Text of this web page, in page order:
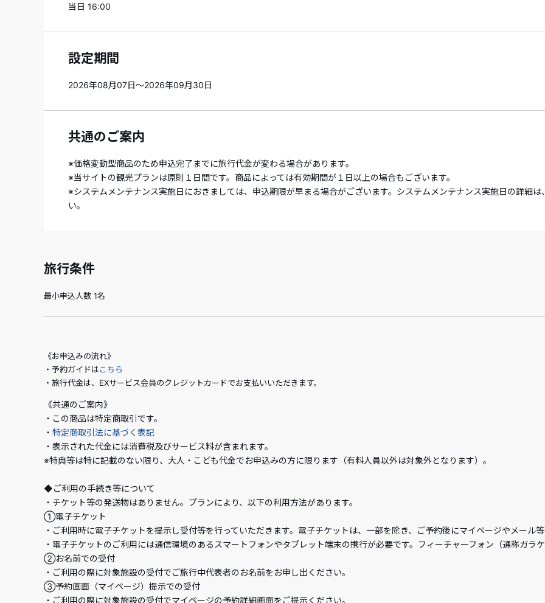
当日 16:00
設定期間
2026年08月07日～2026年09月30日
共通のご案内
※価格変動型商品のため申込完了までに旅行代金が変わる場合があります。
※当サイトの観光プランは原則１日間です。商品によっては有効期間が１日以上の場合もございます。
※システムメンテナンス実施日におきましては、申込期限が早まる場合がございます。システムメンテナンス実施日の詳細は
い。
旅行条件
最小申込人数 1名
《お申込みの流れ》
・予約ガイドはこちら
・旅行代金は、EXサービス会員のクレジットカードでお支払いいただきます。
《共通のご案内》
・この商品は特定商取引です。
・ 特定商取引法に基づく表記
・表示された代金には消費税及びサービス料が含まれます。
※特典等は特に記載のない限り、大人・こども代金でお申込みの方に限ります（有料人員以外は対象外となります）。
◆ご利用の手続き等について
・チケット等の発送物はありません。プランにより、以下の利用方法があります。
①電子チケット
・ご利用時に電子チケットを提示し受付等を行っていただきます。電子チケットは、一部を除き、ご予約後にマイページやメール等
・電子チケットのご利用には通信環境のあるスマートフォンやタブレット端末の携行が必要です。フィーチャーフォン（通称ガラ
②お名前での受付
・ご利用の際に対象施設の受付でご旅行中代表者のお名前をお申し出ください。
③予約画面（マイページ）提示での受付
・ご利用の際に対象施設の受付でマイページの予約詳細画面をご提示ください。